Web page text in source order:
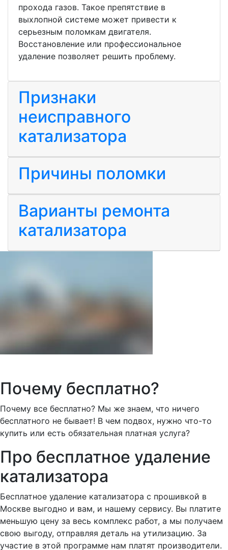
прохода газов. Такое препятствие в
выхлопной системе может привести к
серьезным поломкам двигателя.
Восстановление или профессиональное
удаление позволяет решить проблему.
Признаки
неисправного
катализатора
Причины поломки
Варианты ремонта
катализатора
Почему бесплатно?
Почему все бесплатно? Мы же знаем, что ничего
бесплатного не бывает! В чем подвох, нужно что-то
купить или есть обязательная платная услуга?
Про бесплатное удаление
катализатора
Бесплатное удаление катализатора с прошивкой в
Москве выгодно и вам, и нашему сервису. Вы платите
меньшую цену за весь комплекс работ, а мы получаем
свою выгоду, отправляя деталь на утилизацию. За
участие в этой программе нам платят производители.